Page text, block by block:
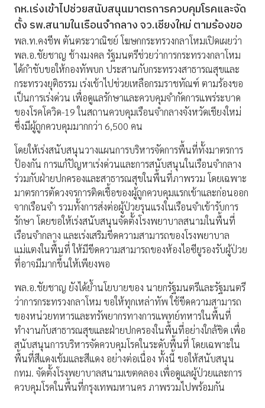
กห.เร่งเข้าไปช่วยสนับสนุนมาตรการควบคุมโรคและจัด
ตั้ง รพ.สนามในเรือนจำกลาง จว.เชียงใหม่ ตามร้องขอ
พล.ท.คงชีพ ตันตระวาณิชย์ โฆษกกระทรวงกลาโหมเปิดเผยว่า
พล.อ.ชัยชาญ ช้างมงคล รัฐมนตรีช่วยว่าการกระทรวงกลาโหม
ได้กำชับขอให้กองทัพบก ประสานกับกระทรวงสาธารณสุขและ
กระทรวงยุติธรรม เร่งเข้าไปช่วยเหลือกรมราชทัณฑ์ ตามร้องขอ
เป็นการเร่งด่วน เพื่อดูแลรักษาและควบคุมจำกัดการแพร่ระบาด
ของโรคโควิด-19 ในสถานควบคุมเรือนจำกลางจังหวัดเชียงใหม่
ซึ่งมีผู้ถูกควบคุมมากกว่า 6,500 คน
โดยให้เร่งสนับสนุนวางแผนการบริหารจัดการพื้นที่ทั้งมาตรการ
ป้องกัน การแก้ปัญหาเร่งด่วนและการสนับสนุนในเรือนจำกลาง
ร่วมกับฝ่ายปกครองและสาธารณสุขในพื้นที่ภาพรวม โดยเฉพาะ
มาตรการตัดวงจรการติดเชื้อของผู้ถูกควบคุมแรกเข้าและก่อนออก
จากเรือนจำ รวมทั้งการส่งต่อผู้ป่วยรุนแรงในเรือนจำเข้ารับการ
รักษา โดยขอให้เร่งสนับสนุนจัดตั้งโรงพยาบาลสนามในพื้นที่
เรือนจำกลาง และเร่งเสริมขีดความสามารถของโรงพยาบาล
แม่แตงในพื้นที่ ให้มีขีดความสามารถของห้องไอซียูรองรับผู้ป่วย
ที่อาจมีมากขึ้นให้เพียงพอ
พล.อ.ชัยชาญ ยังได้ย้ำนโยบายของ นายกรัฐมนตรีและรัฐมนตรี
ว่าการกระทรวงกลาโหม ขอให้ทุกเหล่าทัพ ใช้ขีดความสามารถ
ของหน่วยทหารและทรัพยากรทางการแพทย์ทหารในพื้นที่
ทำงานกับสาธารณสุขและฝ่ายปกครองในพื้นที่อย่างใกล้ชิด เพื่อ
สนับสนุนการบริหารจัดควบคุมโรคในระดับพื้นที่ โดยเฉพาะใน
พื้นที่สีแดงเข้มและสีแดง อย่างต่อเนื่อง ทั้งนี้ ขอให้สนับสนุน
กทม. จัดตั้งโรงพยาบาลสนามเขตคลอง เพื่อดูแลผู้ป่วยและการ
ควบคุมโรคในพื้นที่กรุงเทพมหานคร ภาพรวมไปพร้อมกัน